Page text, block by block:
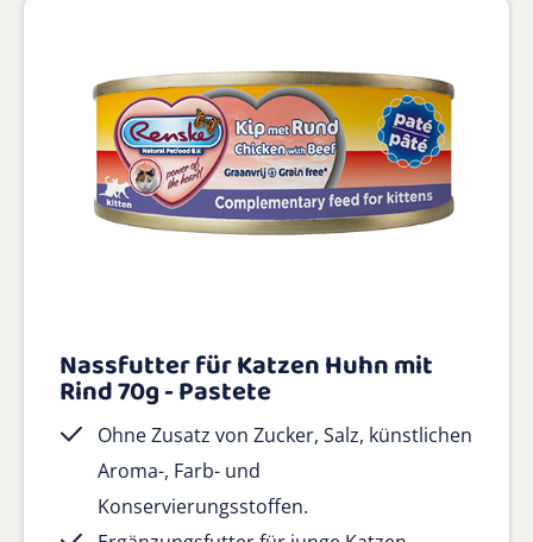
Nassfutter für Katzen Huhn mit
Rind 70g - Pastete
Ohne Zusatz von Zucker, Salz, künstlichen
Aroma-, Farb- und
Konservierungsstoffen.